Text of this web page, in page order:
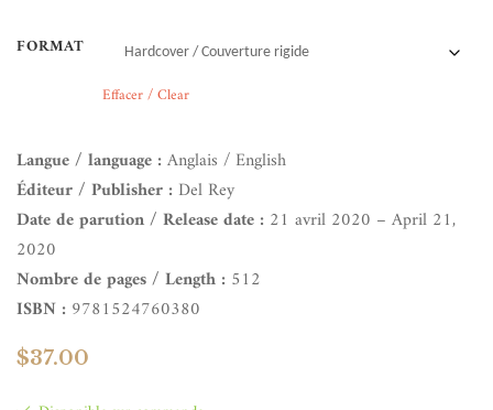
FORMAT
Effacer / Clear
Langue / language :Anglais / English
Éditeur / Publisher : Del Rey
Date de parution / Release date : 21 avril 2020 – April 21,
2020
Nombre de pages / Length : 512
ISBN : 9781524760380
$37.00